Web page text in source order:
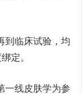
临床试验，均
定。
线皮肤学为参